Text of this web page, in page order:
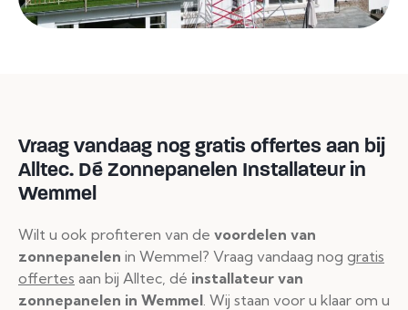
Vraag vandaag nog gratis offertes aan bij
Alltec. Dé Zonnepanelen Installateur in
Wemmel
Wilt u ook profiteren van de voordelen van
zonnepanelen in Wemmel? Vraag vandaag nog gratis
offertes aan bij Alltec, dé installateur van
zonnepanelen in Wemmel . Wij staan voor u klaar om u